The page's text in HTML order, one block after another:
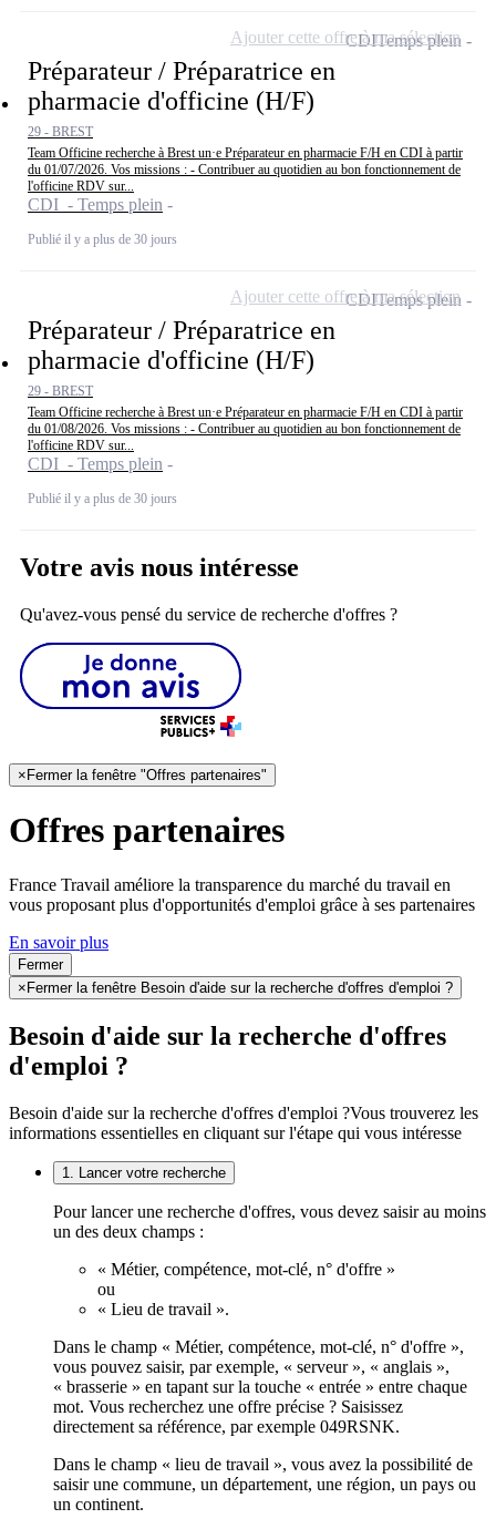
Préparateur / Préparatrice en
pharmacie d'officine (H/F)
29 - BREST
Team Officine recherche à Brest un·e Préparateur en pharmacie F/H en CDI à partir
du 01/07/2026. Vos missions : - Contribuer au quotidien au bon fonctionnement de
l'officine RDV sur...
CDI - Temps plein
Publié il y a plus de 30 jours
CDITemps plein
Ajouter cette offre à ma sélection
Préparateur / Préparatrice en
pharmacie d'officine (H/F)
29 - BREST
Team Officine recherche à Brest un·e Préparateur en pharmacie F/H en CDI à partir
du 01/08/2026. Vos missions : - Contribuer au quotidien au bon fonctionnement de
l'officine RDV sur...
CDI - Temps plein
Publié il y a plus de 30 jours
CDITemps plein
Ajouter cette offre à ma sélection
Votre avis nous intéresse
Qu'avez-vous pensé du service de recherche d'offres ?
× Fermer la fenêtre "Offres partenaires"
Offres partenaires
France Travail améliore la transparence du marché du travail en
vous proposant plus d'opportunités d'emploi grâce à ses partenaires
En savoir plus
Fermer
×Fermer la fenêtre Besoin d'aide sur la recherche d'offres d'emploi ?
Besoin d'aide sur la recherche d'offres
d'emploi ?
Besoin d'aide sur la recherche d'offres d'emploi ?Vous trouverez les
informations essentielles en cliquant sur l'étape qui vous intéresse
1. Lancer votre recherche
Pour lancer une recherche d'offres, vous devez saisir au moins
un des deux champs :
« Métier, compétence, mot-clé, n° d'offre »
ou
« Lieu de travail ».
Dans le champ « Métier, compétence, mot-clé, n° d'offre »,
vous pouvez saisir, par exemple, « serveur », « anglais »,
« brasserie » en tapant sur la touche « entrée » entre chaque
mot. Vous recherchez une offre précise ? Saisissez
directement sa référence, par exemple 049RSNK.
Dans le champ « lieu de travail », vous avez la possibilité de
saisir une commune, un département, une région, un pays ou
un continent.